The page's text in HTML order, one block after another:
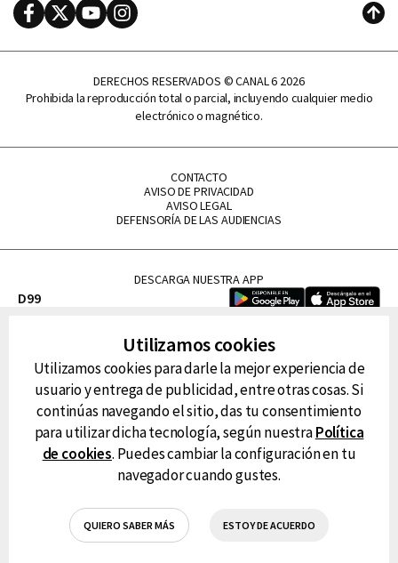
FacebookTwitterYoutubeInstagram
DERECHOS RESERVADOS © CANAL 6 2026
Prohibida la reproducción total o parcial, incluyendo cualquier medio
electrónico o magnético.
CONTACTO
AVISO DE PRIVACIDAD
AVISO LEGAL
DEFENSORÍA DE LAS AUDIENCIAS
DESCARGA NUESTRA APP
D99
FM Tu
RG Deportiva
Classic FM
Utilizamos cookies
Utilizamos cookies para darle la mejor experiencia de
usuario y entrega de publicidad, entre otras cosas. Si
continúas navegando el sitio, das tu consentimiento
para utilizar dicha tecnología, según nuestraPolítica
de cookies. Puedes cambiar la configuración en tu
navegador cuando gustes.
QUIERO SABER MÁS ESTOY DE ACUERDO